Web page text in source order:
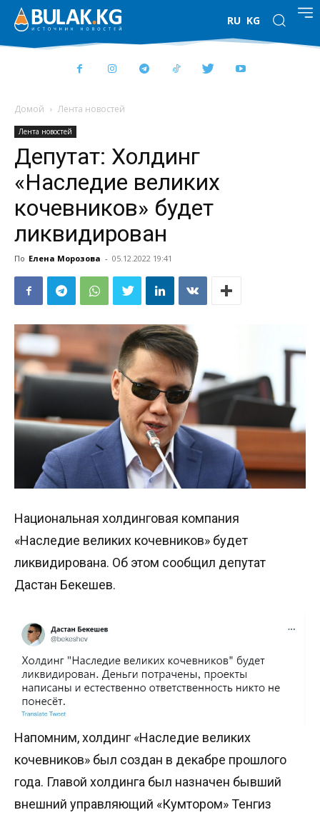
RU KG
Домой Лента новостей
Лента новостей
Депутат: Холдинг
«Наследие великих
кочевников» будет
ликвидирован
По Елена Морозова - 05.12.2022 19:41
Национальная холдинговая компания
«Наследие великих кочевников» будет
ликвидирована. Об этом сообщил депутат
Дастан Бекешев.
Напомним, холдинг «Наследие великих
кочевников» был создан в декабре прошлого
года. Главой холдинга был назначен бывший
внешний управляющий «Кумтором» Тенгиз